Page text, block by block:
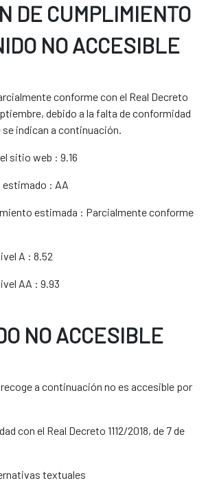
DE CUMPLIMIENTO
NO ACCESIBLE
conforme con el Real Decreto
debido a la falta de conformidad
indican a continuación.
sitio web : 9.16
estimado : AA
estimada : Parcialmente conforme
A : 8.52
AA : 9.93
NO ACCESIBLE
a continuación no es accesible por
con el Real Decreto 1112/2018, de 7 de
textuales